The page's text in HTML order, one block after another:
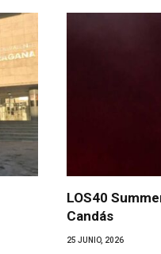
LOS40
Candás
25 JUNIO, 2026